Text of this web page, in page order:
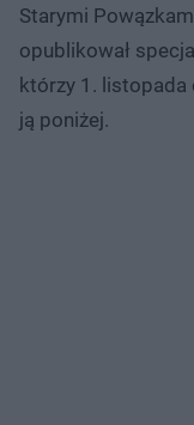
Starymi
opublikował
którzy 1. listopada
ją poniżej.